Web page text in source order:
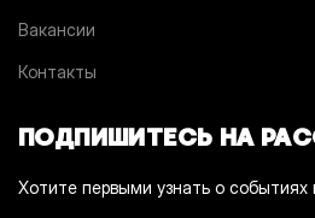
Вакансии
Контакты
ПОДПИШИТЕСЬ НА
Хотите первыми узнать о событиях